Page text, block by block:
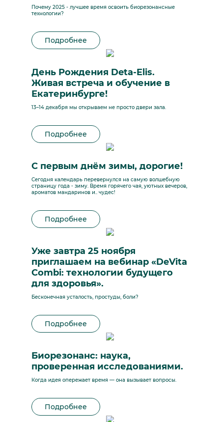
Почему 2025 - лучшее время освоить биорезонансные
технологии?
Подробнее
День Рождения Deta-Elis.
Живая встреча и обучение в
Екатеринбурге!
13–14 декабря мы открываем не просто двери зала.
Подробнее
С первым днём зимы, дорогие!
Сегодня календарь перевернулся на самую волшебную
страницу года - зиму. Время горячего чая, уютных вечеров,
ароматов мандаринов и.. чудес!
Подробнее
Уже завтра 25 ноября
приглашаем на вебинар «DeVita
Combi: технологии будущего
для здоровья».
Бесконечная усталость, простуды, боли?
Подробнее
Биорезонанс: наука,
проверенная исследованиями.
Когда идея опережает время — она вызывает вопросы.
Подробнее